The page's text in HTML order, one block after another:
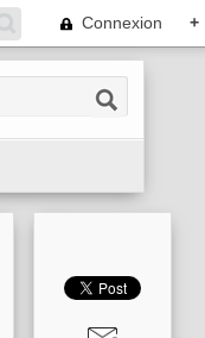
Connexion +